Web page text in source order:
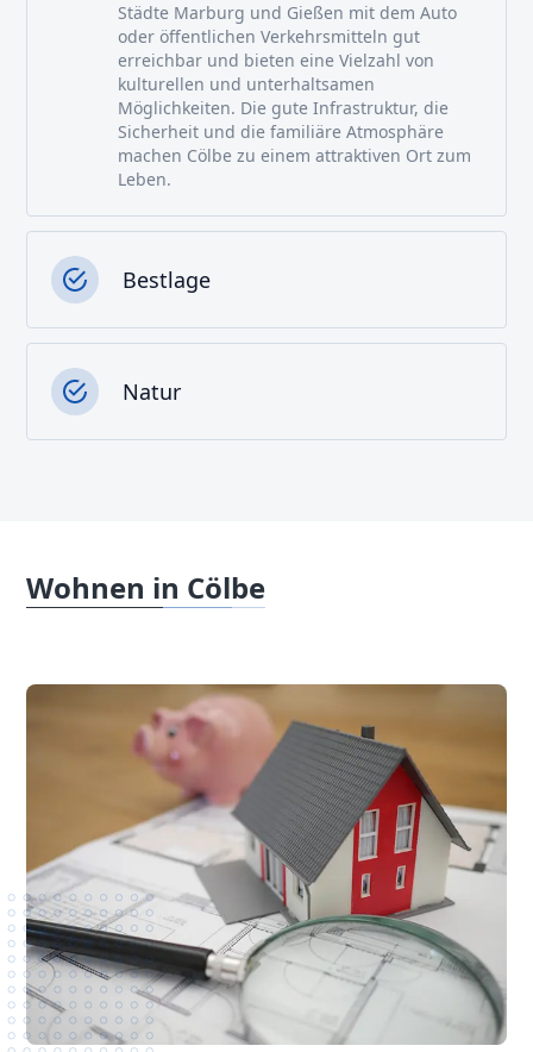
Städte Marburg und Gießen mit dem Auto
oder öffentlichen Verkehrsmitteln gut
erreichbar und bieten eine Vielzahl von
kulturellen und unterhaltsamen
Möglichkeiten. Die gute Infrastruktur, die
Sicherheit und die familiäre Atmosphäre
machen Cölbe zu einem attraktiven Ort zum
Leben.
Bestlage
Natur
Wohnen in Cölbe